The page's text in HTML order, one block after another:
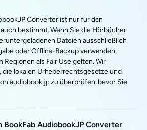
Converter ist nur für den
bestimmt. Wenn Sie die Hörbücher
Dateien ausschließlich
oder Offline-Backup verwenden,
Regionen als Fair Use gelten. Wir
die lokalen Urheberrechtsgesetze und
audiobook.jp zu überprüfen, bevor Sie
BookFab AudiobookJP Converter